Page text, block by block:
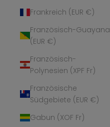
Frankreich (EUR €)
Französisch-Guayana
(EUR €)
Französisch-
Polynesien (XPF Fr)
Französische
Südgebiete (EUR €)
Gabun (XOF Fr)